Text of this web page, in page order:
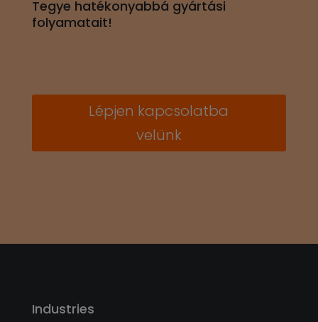
Lépjen kapcsolatba
See All